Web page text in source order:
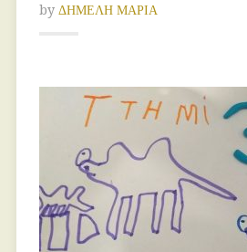
by ΔΗΜΕΛΗ ΜΑΡΙΑ